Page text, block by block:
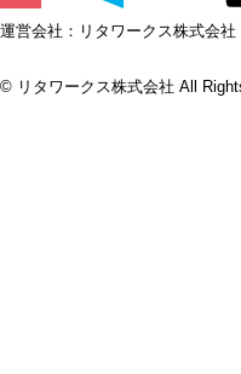
運営会社：リタワークス株式会社
© リタワークス株式会社 All